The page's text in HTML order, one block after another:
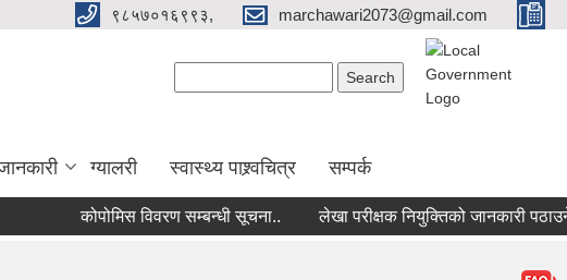
९८५७०१६९९३, marchawari2073@gmail.com
ग्यालरी स्वास्थ्य पाश्र्वचित्र सम्पर्क
कोपोमिस विवरण सम्बन्धी सूचना.. लेखा परीक्षक नियुक्तिको जानकारी पठाउने